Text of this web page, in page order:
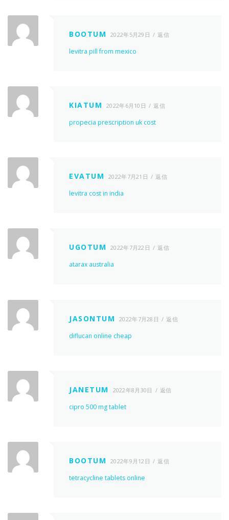
BOOTUM 2022年5月29日 返信
levitra pill from mexico
KIATUM 2022年6月10日 返信
propecia prescription uk cost
EVATUM 2022年7月21日 返信
levitra cost in india
UGOTUM 2022年7月22日 返信
atarax australia
JASONTUM 2022年7月28日 返信
diflucan online cheap
JANETUM 2022年8月30日 返信
cipro 500 mg tablet
BOOTUM 2022年9月12日 返信
tetracycline tablets online